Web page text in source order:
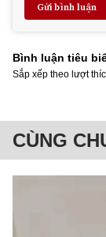
Gửi bình luận
Bình luận tiêu
Sắp xếp theo lượt
CÙNG